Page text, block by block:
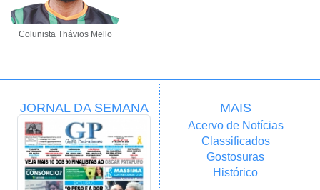
Colunista Thávios Mello
JORNAL DA SEMANA MAIS
Acervo de Notícias
Classificados
Gostosuras
Histórico